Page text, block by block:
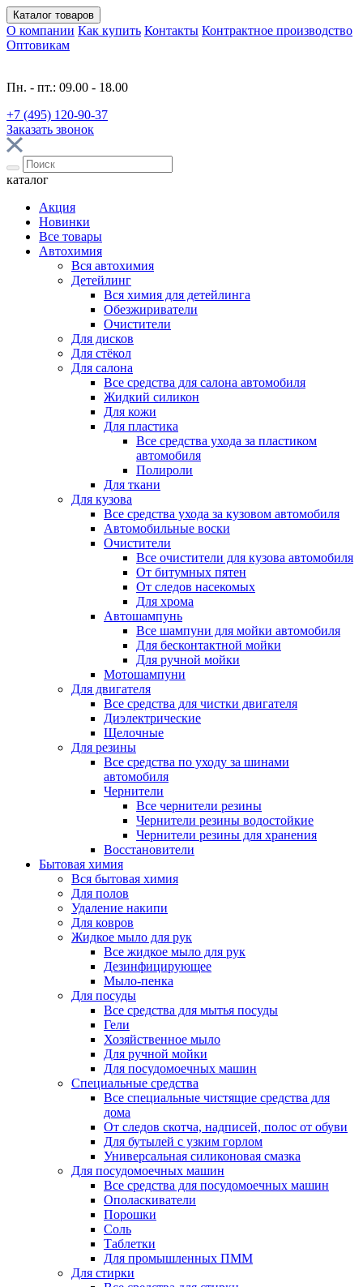
Каталог товаров
О компании Как купить Контакты Контрактное производство
Оптовикам
Пн. - пт.: 09.00 - 18.00
+7 (495) 120-90-37
Заказать звонок
каталог
Акция
Новинки
Все товары
Автохимия
Вся автохимия
Детейлинг
Вся химия для детейлинга
Обезжириватели
Очистители
Для дисков
Для стёкол
Для салона
Все средства для салона автомобиля
Жидкий силикон
Для кожи
Для пластика
Все средства ухода за пластиком
автомобиля
Полироли
Для ткани
Для кузова
Все средства ухода за кузовом автомобиля
Автомобильные воски
Очистители
Все очистители для кузова автомобиля
От битумных пятен
От следов насекомых
Для хрома
Автошампунь
Все шампуни для мойки автомобиля
Для бесконтактной мойки
Для ручной мойки
Мотошампуни
Для двигателя
Все средства для чистки двигателя
Диэлектрические
Щелочные
Для резины
Все средства по уходу за шинами
автомобиля
Чернители
Все чернители резины
Чернители резины водостойкие
Чернители резины для хранения
Восстановители
Бытовая химия
Вся бытовая химия
Для полов
Удаление накипи
Для ковров
Жидкое мыло для рук
Все жидкое мыло для рук
Дезинфицирующее
Мыло-пенка
Для посуды
Все средства для мытья посуды
Гели
Хозяйственное мыло
Для ручной мойки
Для посудомоечных машин
Специальные средства
Все специальные чистящие средства для
дома
От следов скотча, надписей, полос от обуви
Для бутылей с узким горлом
Универсальная силиконовая смазка
Для посудомоечных машин
Все средства для посудомоечных машин
Ополаскиватели
Порошки
Соль
Таблетки
Для промышленных ПММ
Для стирки